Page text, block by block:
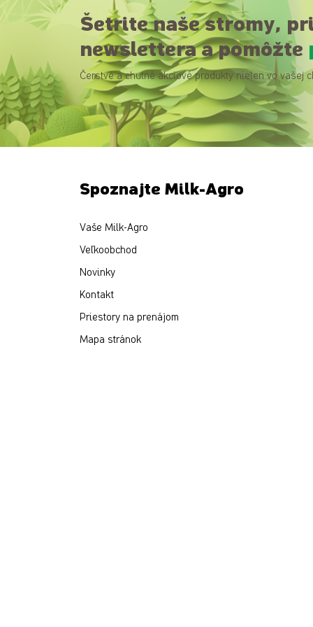
Šetrite naše stromy,
newslettera a pomôžte
Čerstvé a chutné akciové produkty nielen vo vašej
Spoznajte Milk-Agro
Vaše Milk-Agro
Veľkoobchod
Novinky
Kontakt
Priestory na prenájom
Mapa stránok